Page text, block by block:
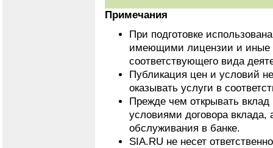
Примечания
При подготовке
имеющими лицензии и иные
соответствующего вида
Публикация цен и условий
оказывать услуги в
Прежде чем открывать вклад
условиями договора вклада,
обслуживания в банке.
SIA.RU не несет